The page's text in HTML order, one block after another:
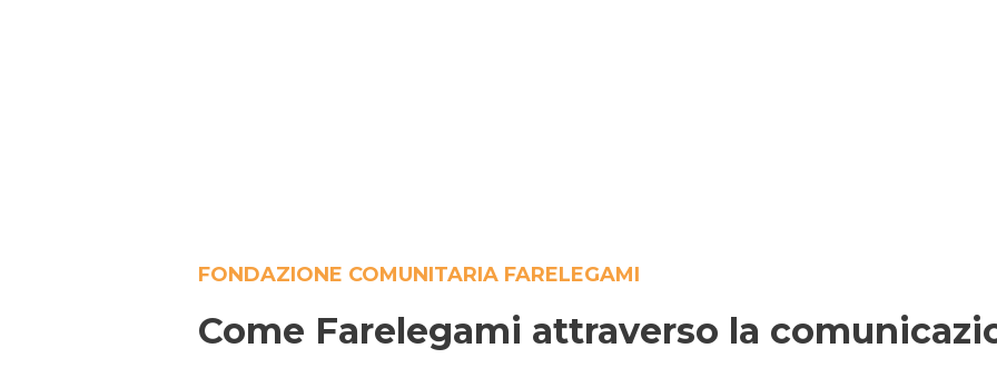
FONDAZIONE COMUNITARIA FARELEGAMI
Come Farelegami attraverso la